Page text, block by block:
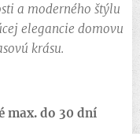
a moderného štýlu
elegancie domovu
krásu.
max. do 30 dní